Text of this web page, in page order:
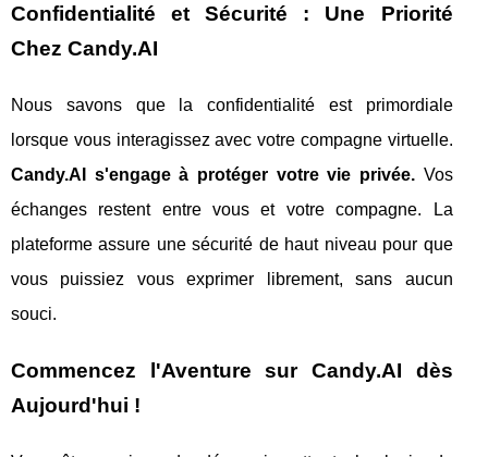
Confidentialité et Sécurité : Une Priorité
Chez Candy.AI
Nous savons que la confidentialité est primordiale
lorsque vous interagissez avec votre compagne virtuelle.
Candy.AI s'engage à protéger votre vie privée.Vos
échanges restent entre vous et votre compagne. La
plateforme assure une sécurité de haut niveau pour que
vous puissiez vous exprimer librement, sans aucun
souci.
Commencez l'Aventure sur Candy.AI dès
Aujourd'hui !